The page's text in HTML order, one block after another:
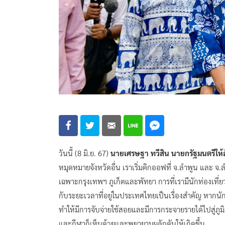
วันนี้ (8 มิ.ย. 67) นายเศรษฐา ทวีสิน นายกรัฐมนตรีใ
หมุดหมายจังหวัดอื่น เราเริ่มคิกออฟที่ จ.ลำพูน และ จ.
เฉพาะกรุงเทพฯ ภูเก็ตและพัทยา การที่เรามีนักท่องเ
กับระยะเวลาที่อยู่ในประเทศไทยเป็นเรื่องสำคัญ หาก
ทำให้มีการจับจ่ายใช้สอยและมีการกระจายรายได้ไปสู่ภู